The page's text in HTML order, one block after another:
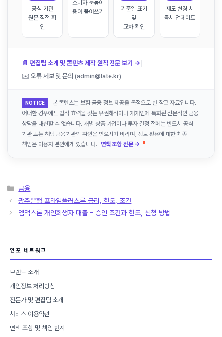
공식 기관
원문 직접 확
인
소비자 눈높이
용어 풀어쓰기
기준일 표기
및
교차 확인
제도 변경 시
즉시 업데이트
📄 편집팀 소개 및 콘텐츠 제작 원칙 전문 보기 → |
✉️ 오류 제보 및 문의 (admin@late.kr)
NOTICE
본 콘텐츠는 보험·금융 정보 제공을 목적으로 한 참고 자료입니다.
어떠한 경우에도 법적 효력을 갖는 유권해석이나 개개인에 특화된 전문적인 금융
상담을 대신할 수 없습니다. 개별 상품 가입이나 투자 결정 전에는 반드시 공식
기관 또는 해당 금융기관의 확인을 받으시기 바라며, 정보 활용에 대한 최종
책임은 이용자 본인에게 있습니다. 면책 조항 전문 →
카
테
리
금융
광주은행 프라임플러스론 금리, 한도, 조건
엠맥스론 개인회생자 대출 – 승인 조건과 한도, 신청 방법
인포 네트워크
브랜드 소개
개인정보 처리방침
전문가 및 편집팀 소개
서비스 이용약관
면책 조항 및 책임 한계